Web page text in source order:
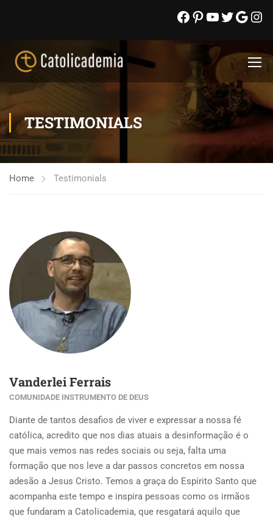
TESTIMONIALS
Home Testimonials
Vanderlei Ferrais
COMUNIDADE INSTRUMENTO DE DEUS
Diante de tantos desafios de viver e expressar a nossa fé
católica, acredito que nos dias atuais a desinformação é o
que mais vemos nas redes sociais ou seja, falta uma
formação que nos leve a dar passos concretos em nossa
adesão a Jesus Cristo. Temos a graça do Espírito Santo que
acompanha este tempo e inspira pessoas como os irmãos
que fundaram a Catolicademia, que resgatará aquilo que